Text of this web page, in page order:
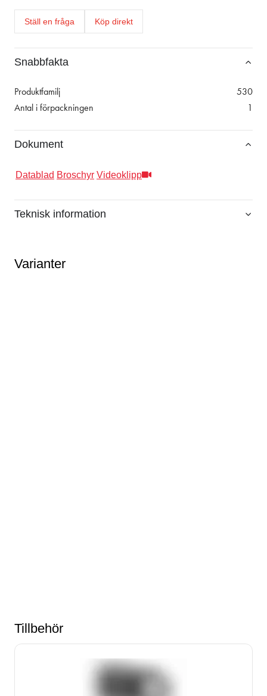
Ställ en fråga Köp direkt
Snabbfakta
Produktfamilj
530
Antal i förpackningen
1
Dokument
Datablad Broschyr Videoklipp
Teknisk information
Varianter
Tillbehör